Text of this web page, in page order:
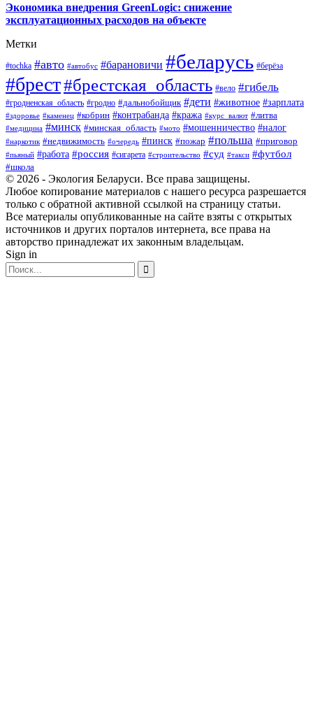
Экономика внедрения GreenLogic: снижение
эксплуатационных расходов на объекте
Метки
#tochka #авто #автобус #барановичи #беларусь #берёза
#брест#брестская_область #вело #гибель
#гродненская_область #гродно #дальнобойщик #дети #животное #зарплата
#здоровье #каменец #кобрин #контрабанда #кража #курс_валют #литва
#медицина #минск #минская_область #мото #мошенничество #налог
#наркотик #недвижимость #очередь #пинск #пожар #польша #приговор
#пьяный #работа #россия #сигарета #строительство #суд #такси #футбол
#школа
© 2026 - Экология Беларуси. Все права защищены.
Любое копирование материалов с нашего ресурса разрешается
только с обратной активной ссылкой на страницу статьи.
Все материалы опубликованные на сайте взяты с открытых
источников и других порталов интернета, все права на
авторство принадлежат их законным владельцам.
Sign in